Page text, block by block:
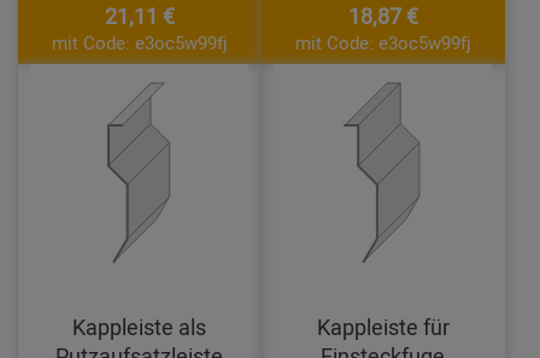
21,11 €
mit Code: e3oc5w99fj
18,87 €
mit Code: e3oc5w99fj
Kappleiste als
Kappleiste für